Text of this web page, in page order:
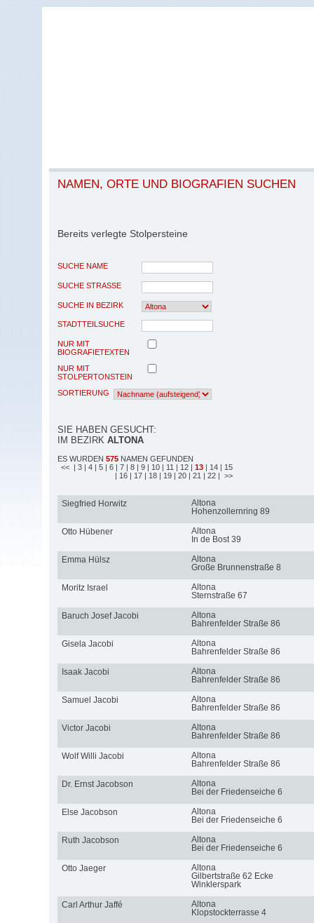
NAMEN, ORTE UND BIOGRAFIEN SUCHEN
Bereits verlegte Stolpersteine
SUCHE NAME
SUCHE STRASSE
SUCHE IN BEZIRK
STADTTEILSUCHE
NUR MIT
BIOGRAFIETEXTEN
NUR MIT
STOLPERTONSTEIN
SORTIERUNG
SIE HABEN GESUCHT:
IM BEZIRK ALTONA
ES WURDEN 575 NAMEN GEFUNDEN
<< | 3 | 4 | 5 | 6 | 7 | 8 | 9 | 10 | 11 | 12 | 13 | 14 | 15
| 16 | 17 | 18 | 19 | 20 | 21 | 22 | >>
Siegfried Horwitz
Altona
Hohenzollernring 89
Otto Hübener
Altona
In de Bost 39
Emma Hülsz
Altona
Große Brunnenstraße 8
Moritz Israel
Altona
Sternstraße 67
Baruch Josef Jacobi
Altona
Bahrenfelder Straße 86
Gisela Jacobi
Altona
Bahrenfelder Straße 86
Isaak Jacobi
Altona
Bahrenfelder Straße 86
Samuel Jacobi
Altona
Bahrenfelder Straße 86
Victor Jacobi
Altona
Bahrenfelder Straße 86
Wolf Willi Jacobi
Altona
Bahrenfelder Straße 86
Dr. Ernst Jacobson
Altona
Bei der Friedenseiche 6
Else Jacobson
Altona
Bei der Friedenseiche 6
Ruth Jacobson
Altona
Bei der Friedenseiche 6
Otto Jaeger
Altona
Gilbertstraße 62 Ecke
Winklerspark
Carl Arthur Jaffé
Altona
Klopstockterrasse 4